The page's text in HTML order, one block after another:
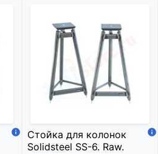
Стойка для колонок
Solidsteel SS-6. Raw.